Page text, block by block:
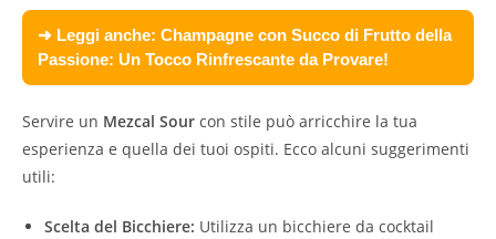
➜ Leggi anche: Champagne con Succo di Frutto della
Passione: Un Tocco Rinfrescante da Provare!
Servire un Mezcal Sour con stile può arricchire la tua
esperienza e quella dei tuoi ospiti. Ecco alcuni suggerimenti
utili:
Scelta del Bicchiere: Utilizza un bicchiere da cocktail